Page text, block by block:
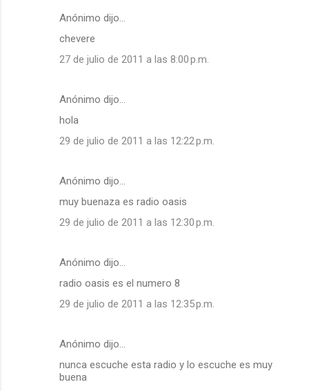
Anónimo dijo…
chevere
27 de julio de 2011 a las 8:00 p.m.
Anónimo dijo…
hola
29 de julio de 2011 a las 12:22 p.m.
Anónimo dijo…
muy buenaza es radio oasis
29 de julio de 2011 a las 12:30 p.m.
Anónimo dijo…
radio oasis es el numero 8
29 de julio de 2011 a las 12:35 p.m.
Anónimo dijo…
nunca escuche esta radio y lo escuche es muy
buena